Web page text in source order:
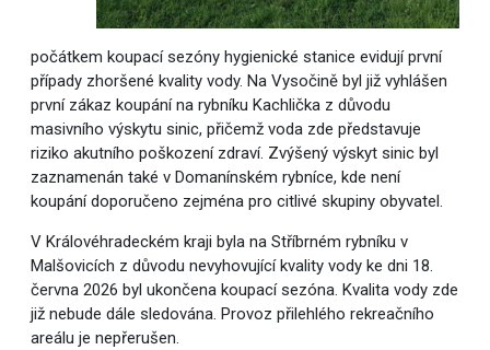
počátkem koupací sezóny hygienické stanice evidují první
případy zhoršené kvality vody. Na Vysočině byl již vyhlášen
první zákaz koupání na rybníku Kachlička z důvodu
masivního výskytu sinic, přičemž voda zde představuje
riziko akutního poškození zdraví. Zvýšený výskyt sinic byl
zaznamenán také v Domanínském rybníce, kde není
koupání doporučeno zejména pro citlivé skupiny obyvatel.
V Královéhradeckém kraji byla na Stříbrném rybníku v
Malšovicích z důvodu nevyhovující kvality vody ke dni 18.
června 2026 byl ukončena koupací sezóna. Kvalita vody zde
již nebude dále sledována. Provoz přilehlého rekreačního
areálu je nepřerušen.